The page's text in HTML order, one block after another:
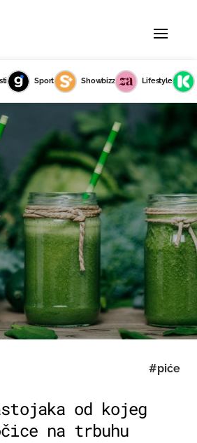
Sport Showbizz Lifestyle
#piće
od kojeg
na trbuhu